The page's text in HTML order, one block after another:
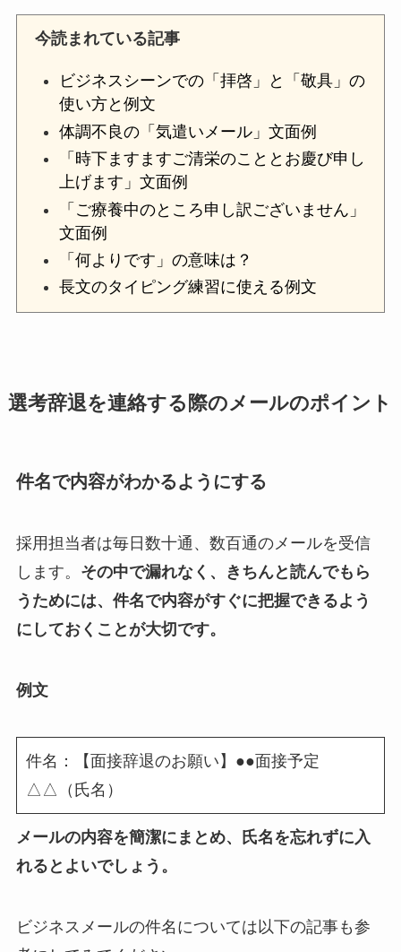
今読まれている記事
ビジネスシーンでの「拝啓」と「敬具」の
使い方と例文
体調不良の「気遣いメール」文面例
「時下ますますご清栄のこととお慶び申し
上げます」文面例
「ご療養中のところ申し訳ございません」
文面例
「何よりです」の意味は？
長文のタイピング練習に使える例文
選考辞退を連絡する際のメールのポイント
件名で内容がわかるようにする
採用担当者は毎日数十通、数百通のメールを受信
します。 その中で漏れなく、きちんと読んでもら
うためには、件名で内容がすぐに把握できるよう
にしておくことが大切です。
例文
件名：【面接辞退のお願い】●●面接予定
△△（氏名）
メールの内容を簡潔にまとめ、氏名を忘れずに入
れるとよいでしょう。
ビジネスメールの件名については以下の記事も参